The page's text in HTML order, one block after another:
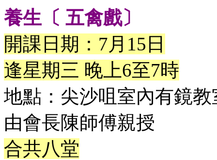
養生〔 五禽戲〕
開課日期：7月15日
逢星期三 晚上6至7時
地點：尖沙咀室內有鏡教
由會長陳師傅親授
合共八堂